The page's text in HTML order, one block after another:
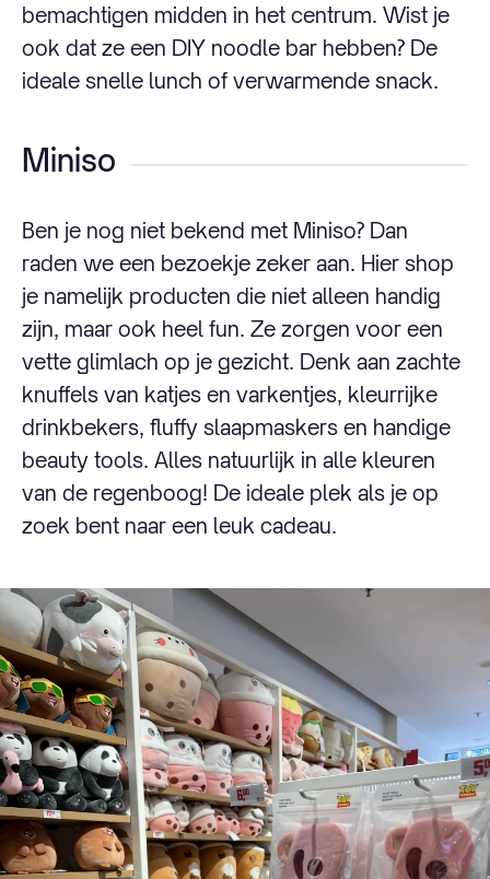
bemachtigen midden in het centrum. Wist je
ook dat ze een DIY noodle bar hebben? De
ideale snelle lunch of verwarmende snack.
Miniso
Ben je nog niet bekend met Miniso? Dan
raden we een bezoekje zeker aan. Hier shop
je namelijk producten die niet alleen handig
zijn, maar ook heel fun. Ze zorgen voor een
vette glimlach op je gezicht. Denk aan zachte
knuffels van katjes en varkentjes, kleurrijke
drinkbekers, fluffy slaapmaskers en handige
beauty tools. Alles natuurlijk in alle kleuren
van de regenboog! De ideale plek als je op
zoek bent naar een leuk cadeau.